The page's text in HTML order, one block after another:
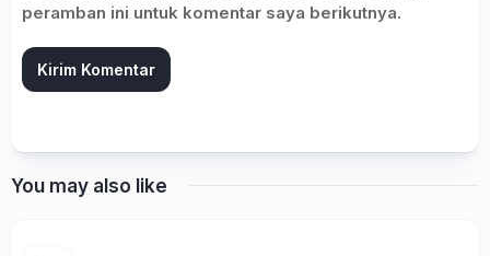
peramban ini untuk komentar saya berikutnya.
You may also like